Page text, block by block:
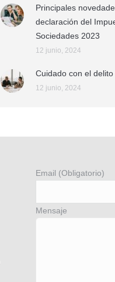
Principales
declaración del
Sociedades 2023
12 junio, 2024
Cuidado con el delito
12 junio, 2024
Email (Obligatorio)
Mensaje